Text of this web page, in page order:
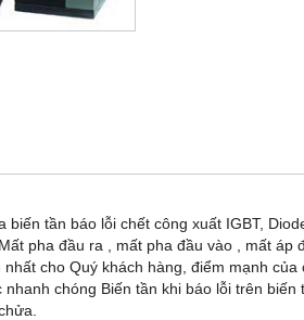
tần báo lỗi chết công xuất IGBT,
pha đầu ra , mất pha đầu vào , mất
cho Quý khách hàng, điểm mạnh
chóng Biến tần khi báo lỗi trên